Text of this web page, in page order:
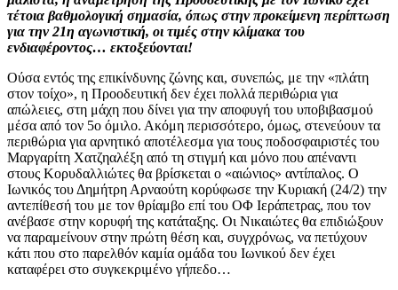
τέτοια βαθμολογική σημασία, όπως στην προκείμενη περίπτωση
για την 21η αγωνιστική, οι τιμές στην κλίμακα του
ενδιαφέροντος… εκτοξεύονται!
Ούσα εντός της επικίνδυνης ζώνης και, συνεπώς, με την «πλάτη
στον τοίχο», η Προοδευτική δεν έχει πολλά περιθώρια για
απώλειες, στη μάχη που δίνει για την αποφυγή του υποβιβασμού
μέσα από τον 5ο όμιλο. Ακόμη περισσότερο, όμως, στενεύουν τα
περιθώρια για αρνητικό αποτέλεσμα για τους ποδοσφαιριστές του
Μαργαρίτη Χατζηαλέξη από τη στιγμή και μόνο που απέναντι
στους Κορυδαλλιώτες θα βρίσκεται ο «αιώνιος» αντίπαλος. Ο
Ιωνικός του Δημήτρη Αρναούτη κορύφωσε την Κυριακή (24/2) την
αντεπίθεσή του με τον θρίαμβο επί του ΟΦ Ιεράπετρας, που τον
ανέβασε στην κορυφή της κατάταξης. Οι Νικαιώτες θα επιδιώξουν
να παραμείνουν στην πρώτη θέση και, συγχρόνως, να πετύχουν
κάτι που στο παρελθόν καμία ομάδα του Ιωνικού δεν έχει
καταφέρει στο συγκεκριμένο γήπεδο…